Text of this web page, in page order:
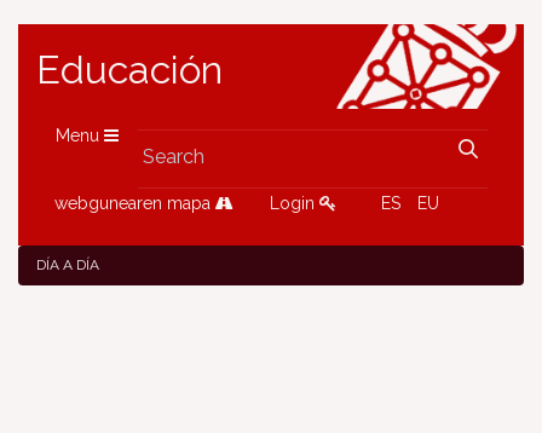
Educación
Menu
webgunearen mapa Login ES EU
DÍA A DÍA